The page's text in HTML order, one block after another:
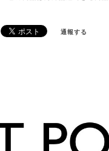
通報する